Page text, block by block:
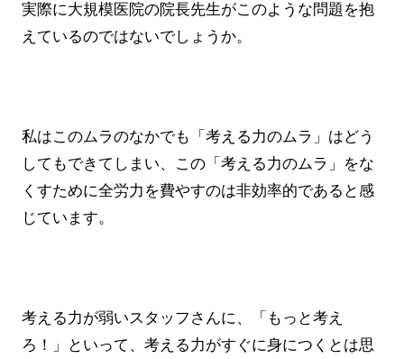
実際に大規模医院の院長先生がこのような問題を抱
えているのではないでしょうか。
私はこのムラのなかでも「考える力のムラ」はどう
してもできてしまい、この「考える力のムラ」をな
くすために全労力を費やすのは非効率的であると感
じています。
考える力が弱いスタッフさんに、「もっと考え
ろ！」といって、考える力がすぐに身につくとは思